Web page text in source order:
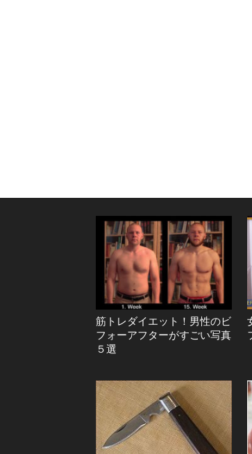
筋トレダイエット！男性のビ
フォーアフターがすごい写真
５選